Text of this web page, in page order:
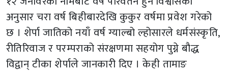
अनुसार चरा वर्ष बिहीबारदेखि कुकुर वर्षमा प्रवेश गरेको
छ । शेर्पा जातिको नयाँ वर्ष ग्याल्बो ल्होसारले धर्मसंस्कृति,
रीतिरिवाज र परम्पराको संरक्षणमा सहयोग पुग्ने बौद्ध
विद्वान् टीका शेर्पाले जानकारी दिए । केही तामाङ